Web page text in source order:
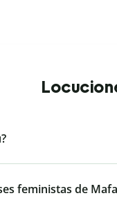
feministas de